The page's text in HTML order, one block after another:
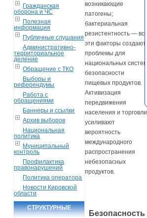
Гражданская
оборона и ЧС
Полезная
информация
Публичные слушания
Административно-
территориальное
деление
Обращение с ТКО
Выборы и
референдумы
Работа с
обращениями
Баннеры и ссылки
Архив выборов
Национальная
политика
Муниципальный
контроль
Профилактика
правонарушений
Политика оператора
Новости Кировской
области
СТРУКТУРНЫЕ
возникающие
патогены;
бактериальная
резистентность — все
эти факторы создают
проблемы для
национальных систем
безопасности
пищевых продуктов.
Активизация
передвижения
населения и торговли
усиливают
вероятность
международного
распространения
небезопасных
продуктов.
Безопасность